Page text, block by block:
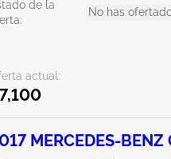
de la
No has
actual:
MERCEDES-